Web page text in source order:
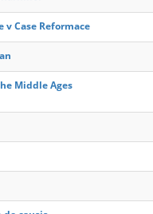
v Case Reformace
Middle Ages